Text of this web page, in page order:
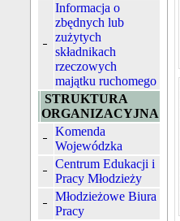
Informacja o
zbędnych lub
zużytych
składnikach
rzeczowych
majątku ruchomego
STRUKTURA
ORGANIZACYJNA
Komenda
Wojewódzka
Centrum Edukacji i
Pracy Młodzieży
Młodzieżowe Biura
Pracy